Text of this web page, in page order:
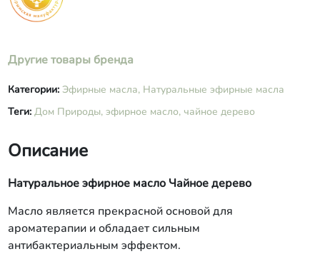
Другие товары бренда
Категории: Эфирные масла, Натуральные эфирные масла
Теги: Дом Природы, эфирное масло, чайное дерево
Описание
Натуральное эфирное масло Чайное дерево
Масло является прекрасной основой для
ароматерапии и обладает сильным
антибактериальным эффектом.